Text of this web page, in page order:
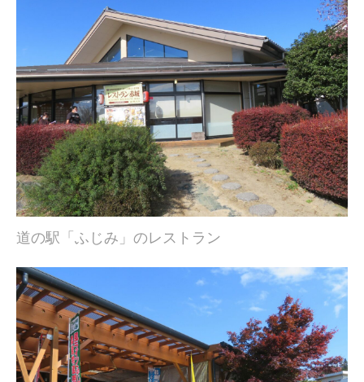
道の駅「ふじみ」のレストラン